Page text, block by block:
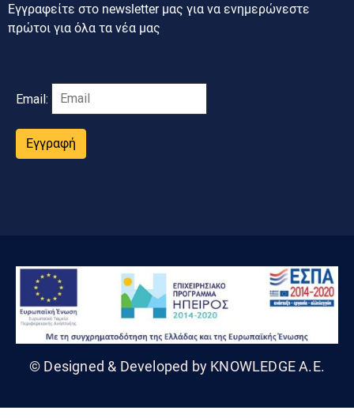
Εγγραφείτε στο newsletter μας για να ενημερώνεστε
πρώτοι για όλα τα νέα μας
Email:
Εγγραφή
© Designed & Developed by KNOWLEDGE A.E.